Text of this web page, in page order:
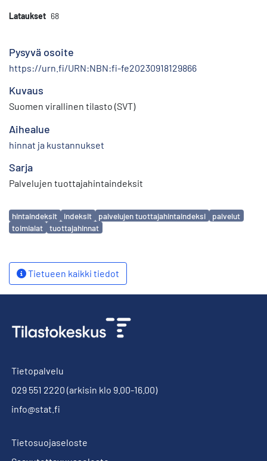
Lataukset 68
Pysyvä osoite
https://urn.fi/URN:NBN:fi-fe20230918129866
Kuvaus
Suomen virallinen tilasto (SVT)
Aihealue
hinnat ja kustannukset
Sarja
Palvelujen tuottajahintaindeksit
Avainsanat
hintaindeksit indeksit palvelujen tuottajahintaindeksi
palvelut
toimialat
tuottajahinnat
Tietueen kaikki tiedot
Tietopalvelu
029 551 2220 (arkisin klo 9.00-16.00)
info@stat.fi
Tietosuojaseloste